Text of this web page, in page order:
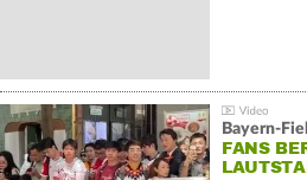
Bayern-
FANS